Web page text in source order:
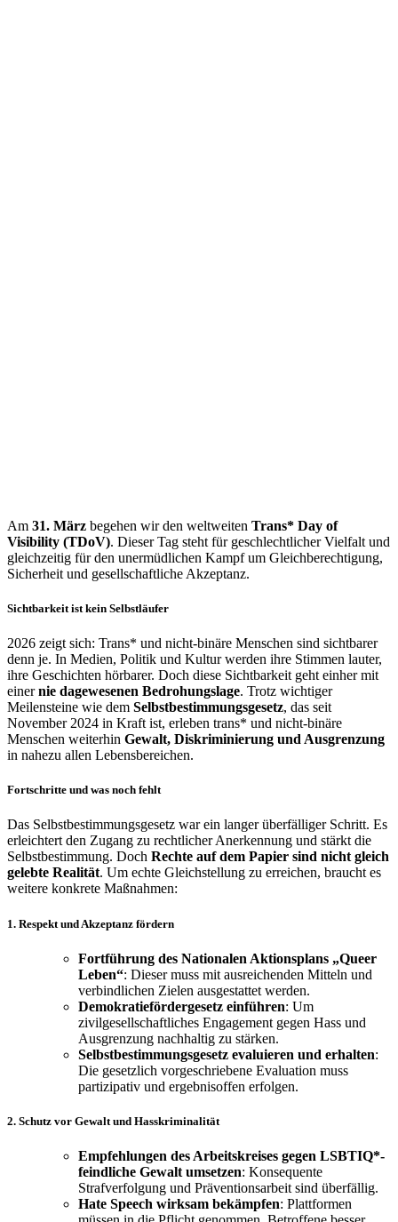
Am 31. März begehen wir den weltweiten Trans* Day of
Visibility (TDoV). Dieser Tag steht für geschlechtlicher Vielfalt und
gleichzeitig für den unermüdlichen Kampf um Gleichberechtigung,
Sicherheit und gesellschaftliche Akzeptanz.
Sichtbarkeit ist kein Selbstläufer
2026 zeigt sich: Trans* und nicht-binäre Menschen sind sichtbarer
denn je. In Medien, Politik und Kultur werden ihre Stimmen lauter,
ihre Geschichten hörbarer. Doch diese Sichtbarkeit geht einher mit
einernie dagewesenen Bedrohungslage. Trotz wichtiger
Meilensteine wie dem Selbstbestimmungsgesetz, das seit
November 2024 in Kraft ist, erleben trans* und nicht-binäre
Menschen weiterhin Gewalt, Diskriminierung und Ausgrenzung
in nahezu allen Lebensbereichen.
Fortschritte und was noch fehlt
Das Selbstbestimmungsgesetz war ein langer überfälliger Schritt. Es
erleichtert den Zugang zu rechtlicher Anerkennung und stärkt die
Selbstbestimmung. Doch Rechte auf dem Papier sind nicht gleich
gelebte Realität. Um echte Gleichstellung zu erreichen, braucht es
weitere konkrete Maßnahmen:
1. Respekt und Akzeptanz fördern
Fortführung des Nationalen Aktionsplans „Queer
Leben“: Dieser muss mit ausreichenden Mitteln und
verbindlichen Zielen ausgestattet werden.
Demokratiefördergesetz einführen: Um
zivilgesellschaftliches Engagement gegen Hass und
Ausgrenzung nachhaltig zu stärken.
Selbstbestimmungsgesetz evaluieren und erhalten:
Die gesetzlich vorgeschriebene Evaluation muss
partizipativ und ergebnisoffen erfolgen.
2. Schutz vor Gewalt und Hasskriminalität
Empfehlungen des Arbeitskreises gegen LSBTIQ*-
feindliche Gewalt umsetzen: Konsequente
Strafverfolgung und Präventionsarbeit sind überfällig.
Hate Speech wirksam bekämpfen: Plattformen